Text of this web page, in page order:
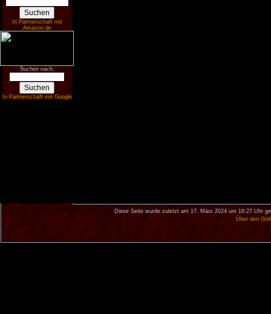
In Partnerschaft mit
Amazon.de
Suchen nach:
In Partnerschaft mit Google
Diese Seite wurde zuletzt am 17. März 2024 um 16:27 Uhr
Über den